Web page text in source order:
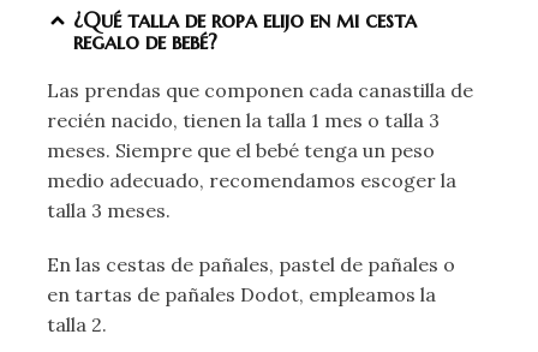
¿Qué talla de ropa elijo en mi cesta
regalo de bebé?
Las prendas que componen cada canastilla de
recién nacido, tienen la talla 1 mes o talla 3
meses. Siempre que el bebé tenga un peso
medio adecuado, recomendamos escoger la
talla 3 meses.
En las cestas de pañales, pastel de pañales o
en tartas de pañales Dodot, empleamos la
talla 2.